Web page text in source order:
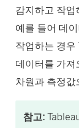
감지하고 작업
예를 들어 데
작업하는 경우
데이터를 가져
차원과 측정값
참고: